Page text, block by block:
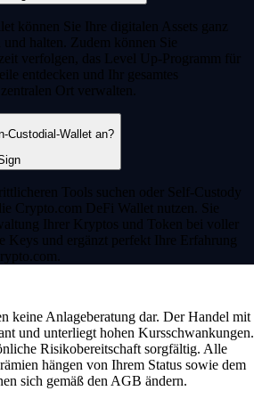
können Sie Ihre digitalen Assets ganz
halten. Zudem können Sie
verfolgen, das Level Up-Programm für
entdecken und Ihr gesamtes
Ort verwalten.
Custodial-Wallet an?
Tools suchen oder Self-Custody
Crypto.com DeFi Wallet nutzen. Sie
Ihrer Kryptos und Token bei voller
Keys und ergänzt perfekt Ihre Erfahrung
keine Anlageberatung dar. Der Handel mit
und unterliegt hohen Kursschwankungen.
Risikobereitschaft sorgfältig. Alle
hängen von Ihrem Status sowie dem
sich gemäß den AGB ändern.